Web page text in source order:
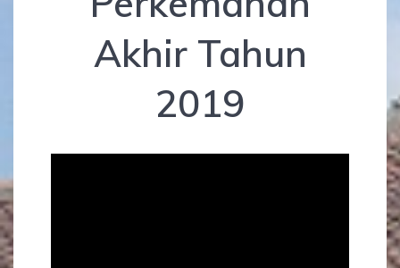
Akhir Tahun
2019